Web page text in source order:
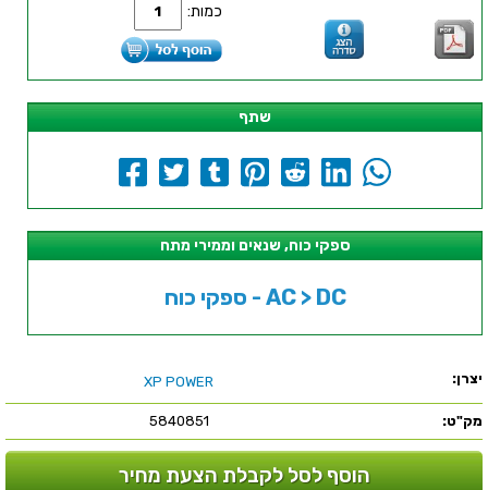
כמות:
שתף
ספקי כוח, שנאים וממירי מתח
ספקי כוח - AC > DC
יצרן: XP POWER
מק"ט: 5840851
הוסף לסל לקבלת הצעת מחיר